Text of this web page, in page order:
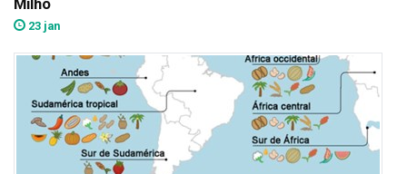
23 jan